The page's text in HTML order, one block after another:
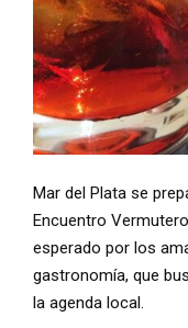
Mar del Plata se
Encuentro
esperado por los
gastronomía, que
la agenda local.